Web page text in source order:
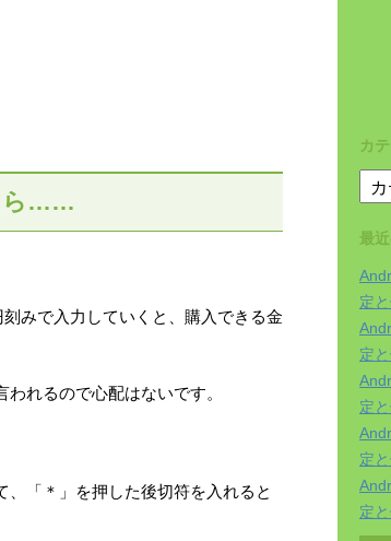
ら……
みで入力していくと、購入できる金
れるので心配はないです。
「＊」を押した後切符を入れると
カ
テ
リ
最
定
定
定
定
定